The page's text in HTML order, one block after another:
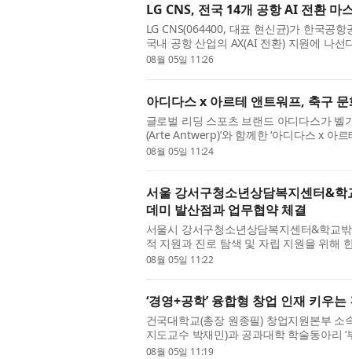
LG CNS, 전국 14개 공항 AI 전환 마
LG CNS(064400, 대표 현신균)가 한국공항
국내 공항 산업의 AX(AI 전환) 지원에 나
전반에 AI를 적용하...
08월 05일 11:26
아디다스 x 아르테 앤트워프, 축구
글로벌 리딩 스포츠 브랜드 아디다스가 벨
(Arte Antwerp)’와 함께한 ‘아디다스 x 아
스와 아르테 앤트워프는 ...
08월 05일 11:24
서울 강서구청소년상담복지센터&
데미 발산점과 업무협약 체결
서울시 강서구청소년상담복지센터&학교
적 지원과 진로 탐색 및 자립 지원을 위해
과 협업을 위한 업무협약을...
08월 05일 11:22
‘경영+공학’ 융합형 창업 인재 키우
건국대학교(총장 원종필) 창업지원본부 소
지도교수 박재민)과 공과대학 학술동아리
본부(본부장 배성준)...
08월 05일 11:19